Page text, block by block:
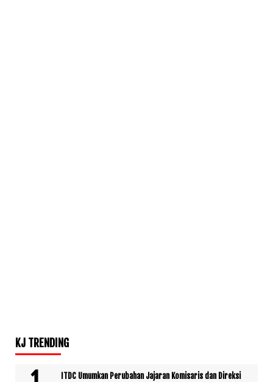
KJ TRENDING
ITDC Umumkan Perubahan Jajaran Komisaris dan Direksi